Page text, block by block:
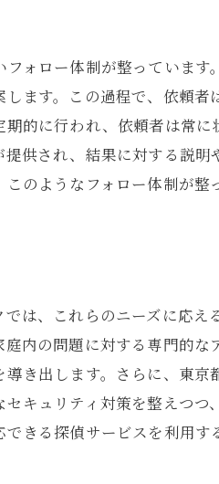
の調査課題への対応法
通じた継続的な安心感の提供
識がもたらす安心の価値
する安心感の秘密
偵による調査の安心感
ェッショナルなスキルとそ
査で培われた探偵の信頼
セリングの役割とその効果
ーズを正確に把握するための
ォロー体制が整っていま
ます。この過程で、依頼
的に行われ、依頼者は常
供され、結果に対する説
のようなフォロー体制が
は、これらのニーズに応
内の問題に対する専門的
き出します。さらに、東
キュリティ対策を整えつ
きる探偵サービスを利用す